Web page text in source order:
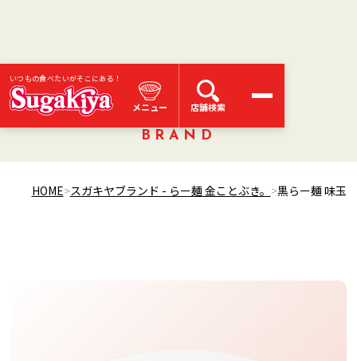
いつもの食べたいがそこにある！
メニュー 店舗検索
スガキヤブランド
BRAND
HOME スガキヤブランド - らー麺 金ことぶき。 黒らー麺 味玉